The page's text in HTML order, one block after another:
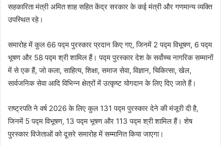
सहकारिता मंत्री अमित शाह सहित केंद्र सरकार के कई मंत्री और गणमान्य व्यक्ति
उपस्थित रहे।
समारोह में कुल 66 पद्म पुरस्कार प्रदान किए गए, जिनमें 2 पद्म विभूषण, 6 पद्म
भूषण और 58 पद्म श्री शामिल हैं। पद्म पुरस्कार देश के सर्वोच्च नागरिक सम्मानों
में से एक हैं, जो कला, साहित्य, शिक्षा, समाज सेवा, विज्ञान, चिकित्सा, खेल,
सार्वजनिक सेवा आदि विभिन्न क्षेत्रों में उत्कृष्ट योगदान के लिए दिए जाते हैं।
राष्ट्रपति ने वर्ष 2026 के लिए कुल 131 पद्म पुरस्कार देने की मंजूरी दी है,
जिनमें 5 पद्म विभूषण, 13 पद्म भूषण और 113 पद्म श्री शामिल हैं। शेष
पुरस्कार विजेताओं को दूसरे समारोह में सम्मानित किया जाएगा।